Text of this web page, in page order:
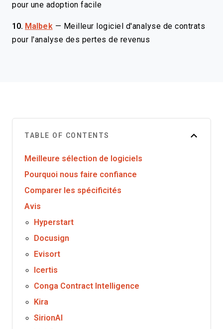
pour une adoption facile
10. Malbek — Meilleur logiciel d'analyse de contrats
pour l'analyse des pertes de revenus
TABLE OF CONTENTS
Meilleure sélection de logiciels
Pourquoi nous faire confiance
Comparer les spécificités
Avis
Hyperstart
Docusign
Evisort
Icertis
Conga Contract Intelligence
Kira
SirionAI